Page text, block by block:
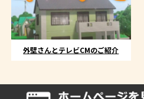
外壁さんとテレビCMのご紹介